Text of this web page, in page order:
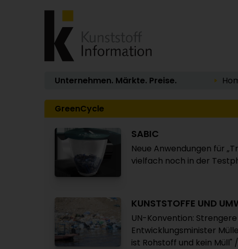
Unternehmen. Märkte. Preise.
GreenCycle
SABIC
Neue Anwendungen für
vielfach noch in der
KUNSTSTOFFE UND
UN-Konvention:
Entwicklungsminister
ist Rohstoff und kein